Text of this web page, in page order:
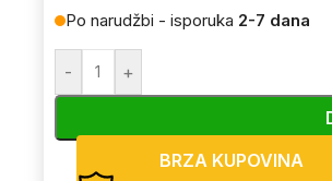
Po narudžbi - isporuka 2-7 dana
- +
BRZA KUPOVINA